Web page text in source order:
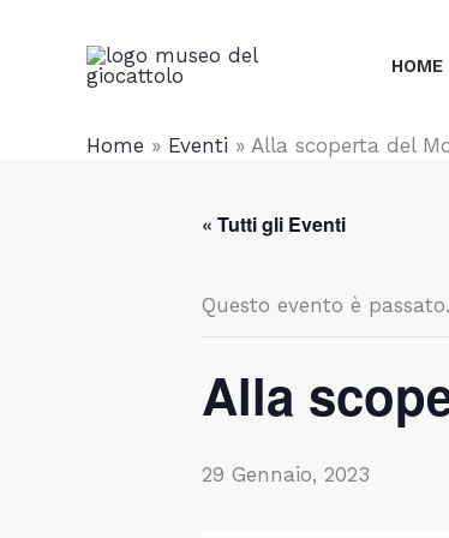
contenuto
HOME
Home » Eventi » Alla scoperta del
« Tutti gli Eventi
Questo evento è passato.
Alla
29 Gennaio, 2023